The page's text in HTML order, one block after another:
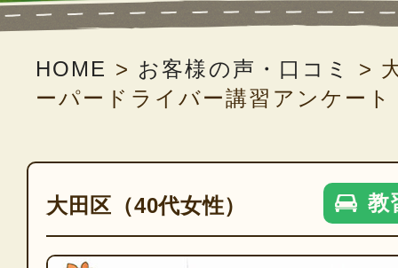
HOME > お客様の声・口コミ >
ーパードライバー講習アンケート
大田区（40代女性） 教